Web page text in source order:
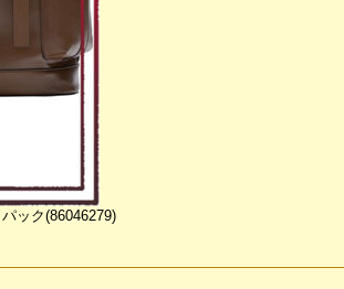
ック(86046279)